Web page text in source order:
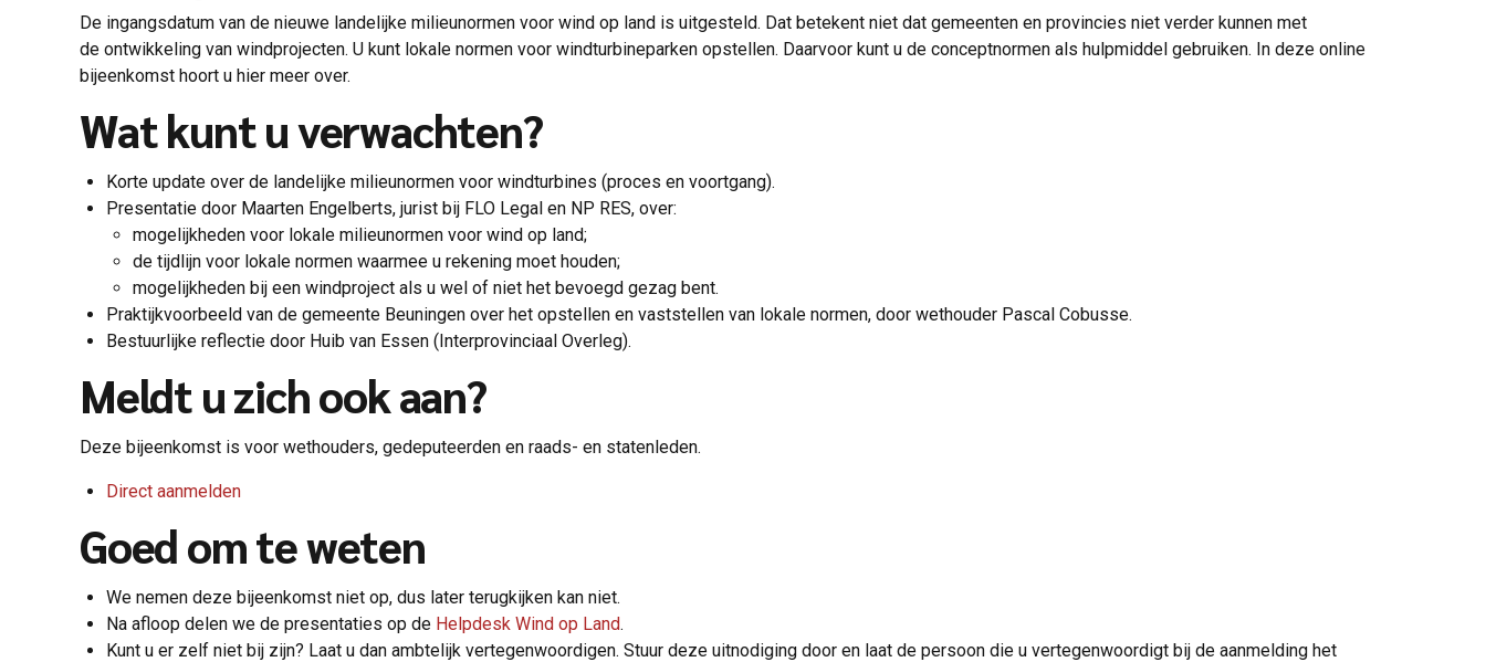
De ingangsdatum van de nieuwe landelijke milieunormen voor wind op land is uitgesteld. Dat betekent niet dat gemeenten en provincies niet verder kunnen met
de ontwikkeling van windprojecten. U kunt lokale normen voor windturbineparken opstellen. Daarvoor kunt u de conceptnormen als hulpmiddel gebruiken. In deze online
bijeenkomst hoort u hier meer over.
Wat kunt u verwachten?
Korte update over de landelijke milieunormen voor windturbines (proces en voortgang).
Presentatie door Maarten Engelberts, jurist bij FLO Legal en NP RES, over:
mogelijkheden voor lokale milieunormen voor wind op land;
de tijdlijn voor lokale normen waarmee u rekening moet houden;
mogelijkheden bij een windproject als u wel of niet het bevoegd gezag bent.
Praktijkvoorbeeld van de gemeente Beuningen over het opstellen en vaststellen van lokale normen, door wethouder Pascal Cobusse.
Bestuurlijke reflectie door Huib van Essen (Interprovinciaal Overleg).
Meldt u zich ook aan?
Deze bijeenkomst is voor wethouders, gedeputeerden en raads- en statenleden.
Direct aanmelden
Goed om te weten
We nemen deze bijeenkomst niet op, dus later terugkijken kan niet.
Na afloop delen we de presentaties op de Helpdesk Wind op Land.
Kunt u er zelf niet bij zijn? Laat u dan ambtelijk vertegenwoordigen. Stuur deze uitnodiging door en laat de persoon die u vertegenwoordigt bij de aanmelding het